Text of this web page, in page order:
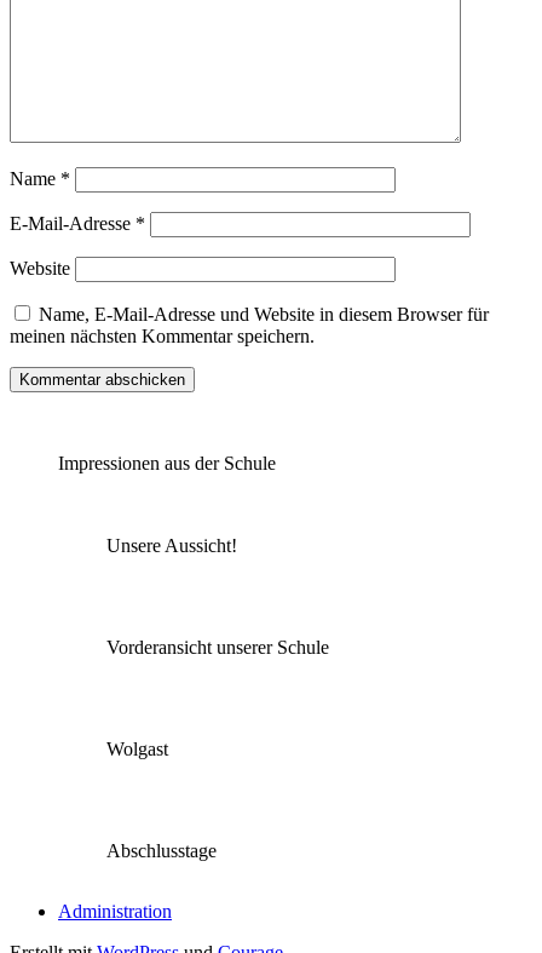
Name *
E-Mail-Adresse *
Website
Name, E-Mail-Adresse und Website in diesem Browser für
meinen nächsten Kommentar speichern.
Impressionen aus der Schule
Unsere Aussicht!
Vorderansicht unserer Schule
Wolgast
Abschlusstage
Administration